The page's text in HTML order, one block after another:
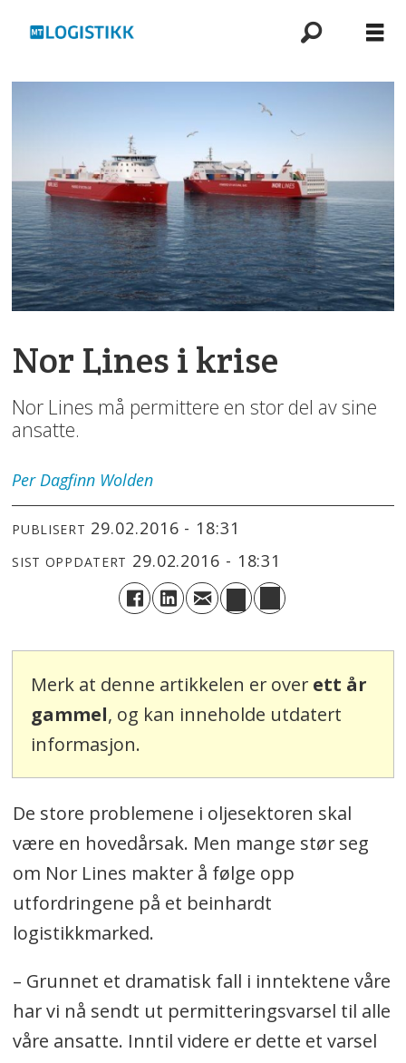
Nor Lines i krise
Nor Lines må permittere en stor del av sine
ansatte.
Per Dagfinn Wolden
PUBLISERT 29.02.2016 - 18:31
SIST OPPDATERT 29.02.2016 - 18:31
Merk at denne artikkelen er over ett år
gammel, og kan inneholde utdatert
informasjon.
De store problemene i oljesektoren skal
være en hovedårsak. Men mange stør seg
om Nor Lines makter å følge opp
utfordringene på et beinhardt
logistikkmarked.
– Grunnet et dramatisk fall i inntektene våre
har vi nå sendt ut permitteringsvarsel til alle
våre ansatte. Inntil videre er dette et varsel